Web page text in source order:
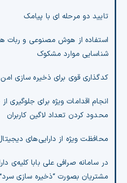
تایید دو مرحله ای با پیامک
استفاده از هوش مصنوعی و ربات
شناسایی موارد مشکوک
کدگذاری قوی برای ذخیره سازی امن
محدود کردن تعداد لاگین کاربران
محافظت ویژه از دارایی‌های
در سامانه صرافی علی بابا کلیه‌ی
مشتریان بصورت “ذخیره سازی